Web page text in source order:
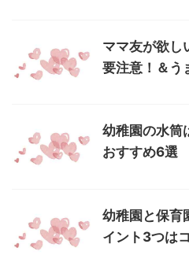
ママ友が欲し
要注意！＆う
幼稚園の水筒
おすすめ6選
幼稚園と保育
イント3つは